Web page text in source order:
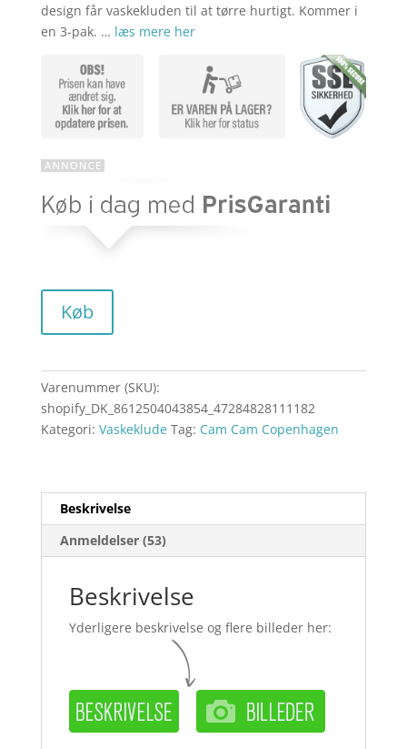
kr.
er:
design får vaskekluden til at tørre hurtigt. Kommer i
en 3-pak. … læs mere her
Køb
Varenummer (SKU):
shopify_DK_8612504043854_47284828111182
Kategori: Vaskeklude Tag: Cam Cam Copenhagen
Beskrivelse
Anmeldelser (53)
Beskrivelse
Yderligere beskrivelse og flere billeder her: